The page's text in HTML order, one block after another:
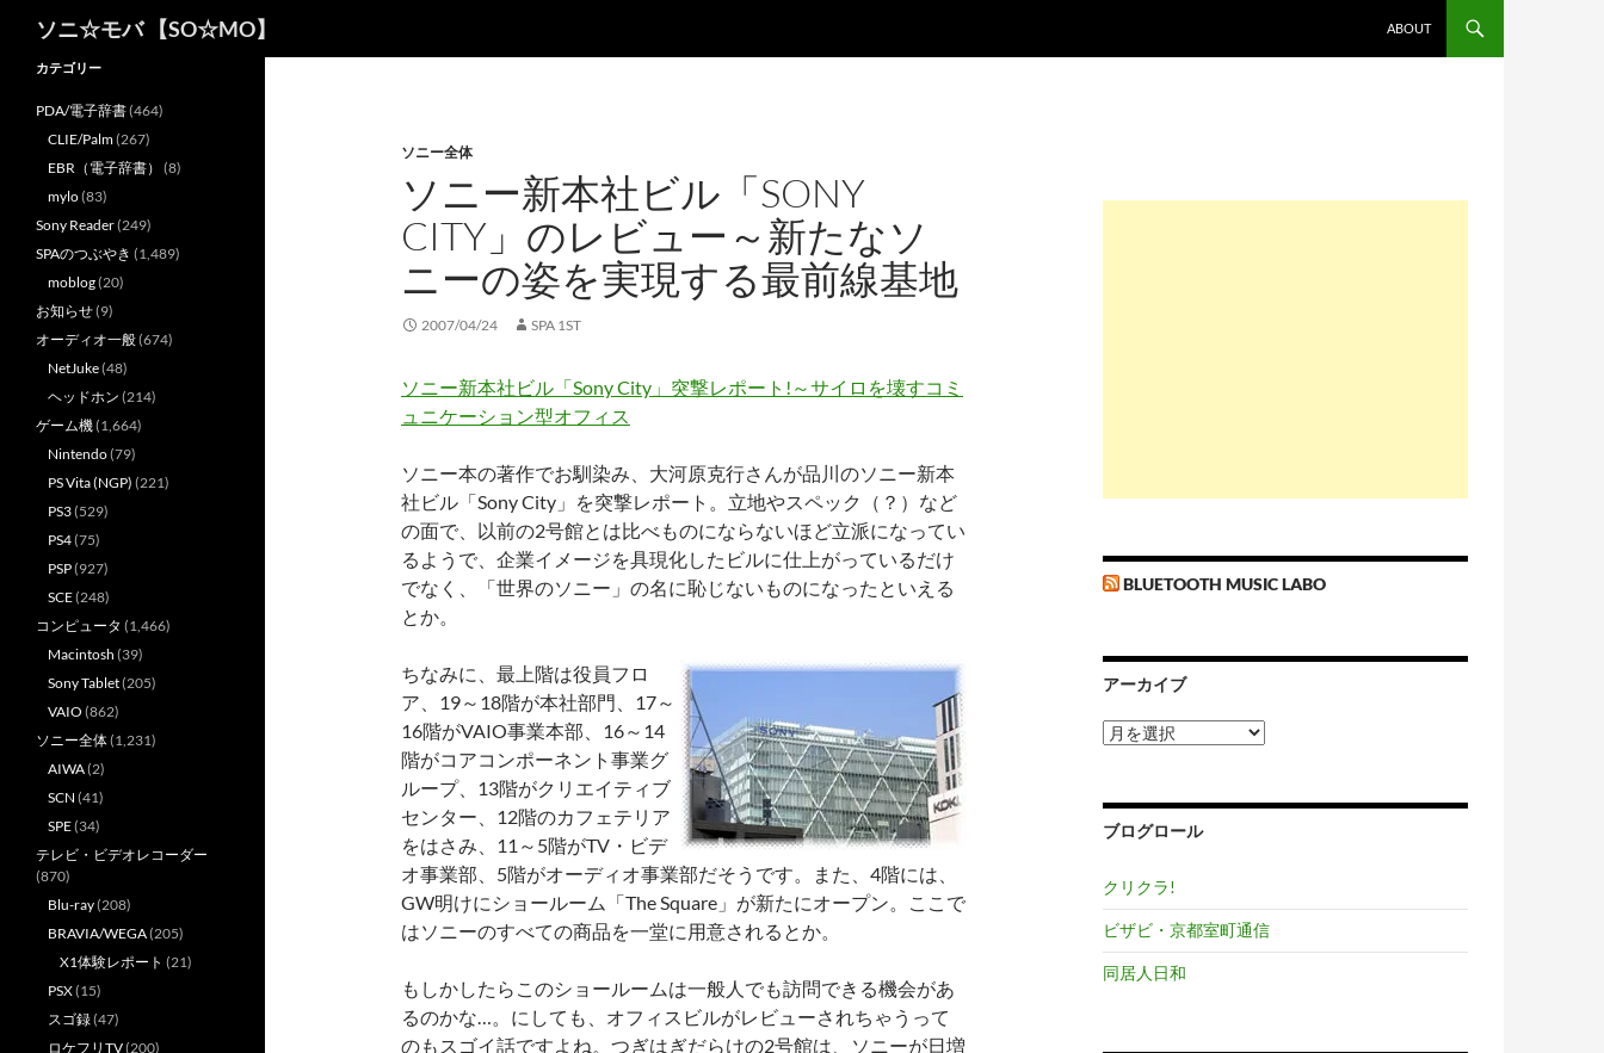
ソニ☆モバ 【SO☆MO】
ABOUT
ソニー全体
ソニー新本社ビル「SONY
CITY」のレビュー～新たなソ
ニーの姿を実現する最前線基地
2007/04/24 SPA 1ST
ソニー新本社ビル「Sony City」突撃レポート!～サイロを壊すコミ
ュニケーション型オフィス
ソニー本の著作でお馴染み、大河原克行さんが品川のソニー新本
社ビル「Sony City」を突撃レポート。立地やスペック（？）など
の面で、以前の2号館とは比べものにならないほど立派になってい
るようで、企業イメージを具現化したビルに仕上がっているだけ
でなく、「世界のソニー」の名に恥じないものになったといえる
とか。
ちなみに、最上階は役員フロ
ア、19～18階が本社部門、17～
16階がVAIO事業本部、16～14
階がコアコンポーネント事業グ
ループ、13階がクリエイティブ
センター、12階のカフェテリア
をはさみ、11～5階がTV・ビデ
オ事業部、5階がオーディオ事業部だそうです。また、4階には、
GW明けにショールーム「The Square」が新たにオープン。ここで
はソニーのすべての商品を一堂に用意されるとか。
もしかしたらこのショールームは一般人でも訪問できる機会があ
るのかな…。にしても、オフィスビルがレビューされちゃうって
のもスゴイ話ですよね。つぎはぎだらけの2号館は、ソニーが日増
BLUETOOTH MUSIC LABO
アーカイブ
ア
ー
ブ
ブログロール
クリクラ!
ビザビ・京都室町通信
同居人日和
カテゴリー
PDA/電子辞書(464)
CLIE/Palm(267)
EBR（電子辞書） (8)
mylo(83)
Sony Reader(249)
SPAのつぶやき (1,489)
moblog(20)
お知らせ(9)
オーディオ一般(674)
NetJuke(48)
ヘッドホン (214)
ゲーム機(1,664)
Nintendo(79)
PS Vita (NGP) (221)
PS3(529)
PS4(75)
PSP(927)
SCE(248)
コンピュータ (1,466)
Macintosh (39)
Sony Tablet(205)
VAIO (862)
ソニー全体(1,231)
AIWA(2)
SCN (41)
SPE(34)
テレビ・ビデオレコーダー
(870)
Blu-ray(208)
BRAVIA/WEGA(205)
X1体験レポート (21)
PSX(15)
スゴ録(47)
ロケフリTV(200)